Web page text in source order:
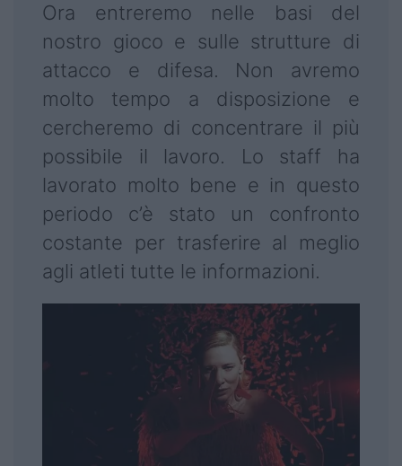
Ora entreremo nelle basi del
nostro gioco e sulle strutture di
attacco e difesa. Non avremo
molto tempo a disposizione e
cercheremo di concentrare il più
possibile il lavoro. Lo staff ha
lavorato molto bene e in questo
periodo c’è stato un confronto
costante per trasferire al meglio
agli atleti tutte le informazioni.